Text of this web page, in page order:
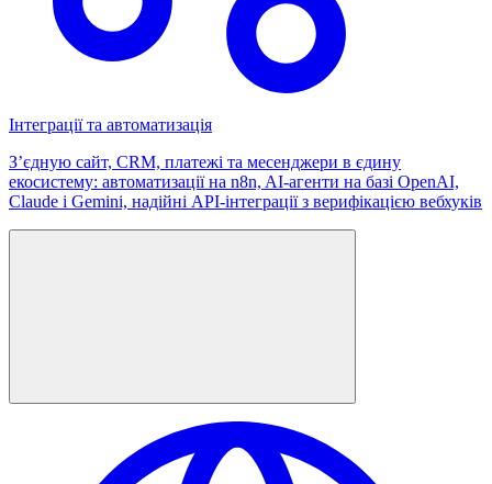
Інтеграції та автоматизація
Зʼєдную сайт, CRM, платежі та месенджери в єдину
екосистему: автоматизації на n8n, AI-агенти на базі OpenAI,
Claude і Gemini, надійні API-інтеграції з верифікацією вебхуків